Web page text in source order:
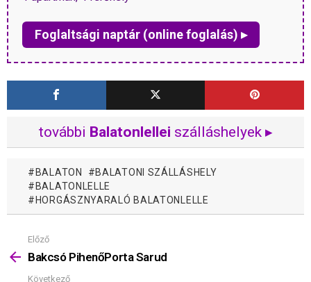
Foglaltsági naptár (online foglalás) ▸
további Balatonlellei szálláshelyek ▸
BALATON
BALATONI SZÁLLÁSHELY
BALATONLELLE
HORGÁSZNYARALÓ BALATONLELLE
Mutass
többet
Előző
Bakcsó PihenőPorta Sarud
Következő